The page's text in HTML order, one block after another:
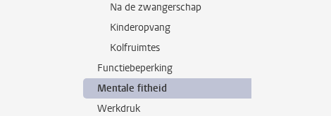
Na de zwangerschap
Kinderopvang
Kolfruimtes
Functiebeperking
Mentale fitheid
Werkdruk